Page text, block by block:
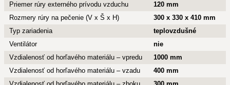
Priemer rúry externého prívodu vzduchu
120 mm
Rozmery rúry na pečenie (V x Š x H)
300 x 330 x 410 mm
Typ zariadenia
teplovzdušné
Ventilátor
nie
Vzdialenosť od horľavého materiálu – vpredu
1000 mm
Vzdialenosť od horľavého materiálu – vzadu
400 mm